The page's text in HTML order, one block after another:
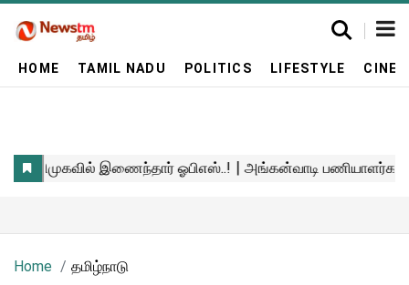
HOME TAMIL NADU POLITICS LIFESTYLE
Home தமிழ்நாடு